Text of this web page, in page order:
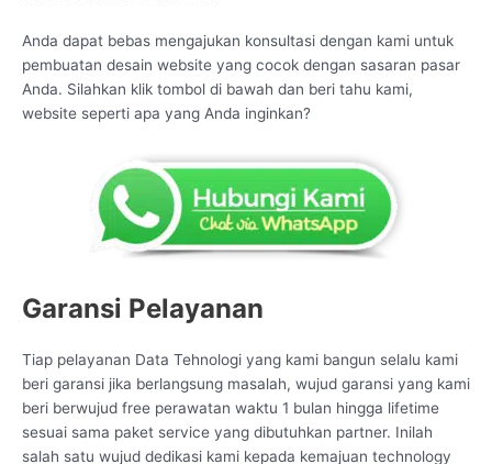
Anda dapat bebas mengajukan konsultasi dengan kami untuk
pembuatan desain website yang cocok dengan sasaran pasar
Anda. Silahkan klik tombol di bawah dan beri tahu kami,
website seperti apa yang Anda inginkan?
Garansi Pelayanan
Tiap pelayanan Data Tehnologi yang kami bangun selalu kami
beri garansi jika berlangsung masalah, wujud garansi yang kami
beri berwujud free perawatan waktu 1 bulan hingga lifetime
sesuai sama paket service yang dibutuhkan partner. Inilah
salah satu wujud dedikasi kami kepada kemajuan technology